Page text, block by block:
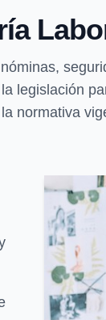
legislación
normativa